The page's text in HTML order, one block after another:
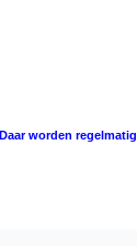
Daar worden